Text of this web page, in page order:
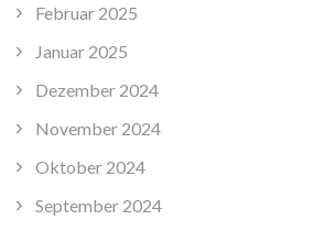
Februar 2025
Januar 2025
Dezember 2024
November 2024
Oktober 2024
September 2024